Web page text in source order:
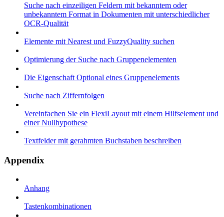
Suche nach einzeiligen Feldern mit bekanntem oder
unbekanntem Format in Dokumenten mit unterschiedlicher
OCR-Qualität
Elemente mit Nearest und FuzzyQuality suchen
Optimierung der Suche nach Gruppenelementen
Die Eigenschaft Optional eines Gruppenelements
Suche nach Ziffernfolgen
Vereinfachen Sie ein FlexiLayout mit einem Hilfselement und
einer Nullhypothese
Textfelder mit gerahmten Buchstaben beschreiben
Appendix
Anhang
Tastenkombinationen